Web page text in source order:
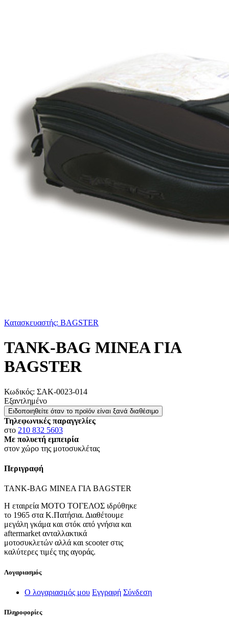
Κατασκευαστής: BAGSTER
TANK-BAG MINEA ΓΙΑ
BAGSTER
Κωδικός: ΣΑΚ-0023-014
Εξαντλημένο
Ειδοποιηθείτε όταν το προϊόν είναι ξανά διαθέσιμο
Τηλεφωνικές παραγγελίες
στο 210 832 5603
Με πολυετή εμπειρία
στον χώρο της μοτοσυκλέτας
Περιγραφή
TANK-BAG MINEA ΓΙΑ BAGSTER
Η εταιρεία ΜΟΤΟ ΤΟΓΕΛΟΣ ιδρύθηκε
το 1965 στα Κ.Πατήσια. Διαθέτουμε
μεγάλη γκάμα και στόκ από γνήσια και
aftermarket ανταλλακτικά
μοτοσυκλετών αλλά και scooter στις
καλύτερες τιμές της αγοράς.
Λογαριασμός
Ο λογαριασμός μου Εγγραφή Σύνδεση
Πληροφορίες